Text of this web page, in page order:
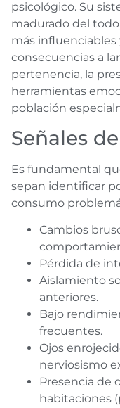
psicológico. Su
madurado del
más
consecuencias a
pertenencia, la
herramientas
población
Señales
Es fundamental
sepan identificar
consumo
Cambios
Pérdida de
Aislamiento
anteriores.
Bajo
frecuentes.
Ojos
nerviosismo
Presencia de
habitaciones